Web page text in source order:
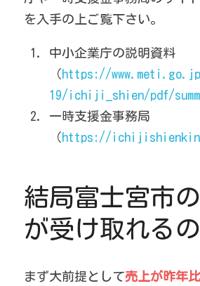
を入手の上ご覧下さい。
中小企業庁の説明資料
（https://
19/ichiji_shien/pdf/
一時支援金事務局
（https://
結局富士宮市
が受け取れる
まず大前提として売上が昨年